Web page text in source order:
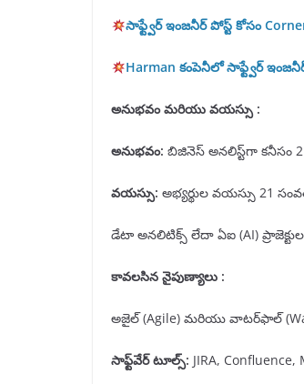
సాఫ్ట్వేర్ ఇంజనీర్ పోస్ట్ కోసం
Harman కంపెనీలో సాఫ్ట్వేర్
అనుభవం మరియు వయస్సు :
అనుభవం: బిజినెస్ అనలిస్ట్‌గా కనీసం
వయస్సు: అభ్యర్థుల వయస్సు 21
డేటా అనలిటిక్స్ లేదా ఏఐ (AI)
కావలసిన నైపుణ్యాలు :
అజైల్ (Agile) మరియు వాటర్‌ఫాల్
సాఫ్ట్వేర్ టూల్స్: JIRA,